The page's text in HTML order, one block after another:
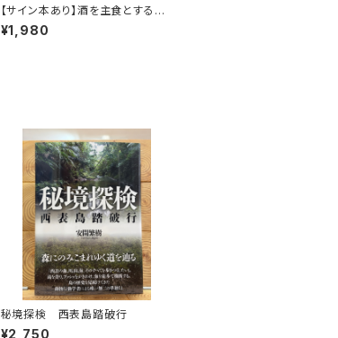
【サイン本あり】酒を主食とする
人々 エチオピアの科学的秘境を
旅する
¥1,980
秘境探検 西表島踏破行
¥2,750